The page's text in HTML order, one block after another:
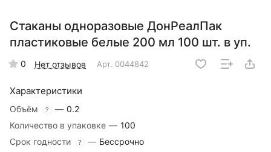
Стаканы одноразовые ДонРеалПак
пластиковые белые 200 мл 100 шт. в уп.
0 Нет отзывов Арт. 0044842
Характеристики
Объём ? — 0.2
Количество в упаковке — 100
Срок годности
? — Бессрочно